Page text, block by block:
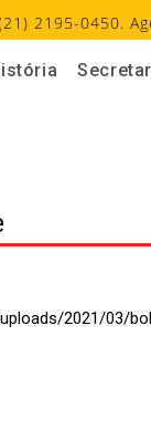
2195-0450.
2021/03/